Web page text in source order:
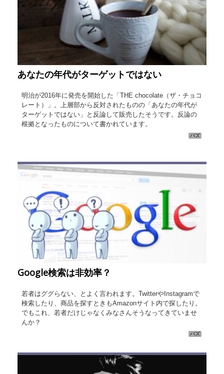
あなたの年代がターゲットではない
明治が2016年に発売を開始した「THE chocolate（ザ・チョコ
レート）」。上層部から反対されたものの「あなたの年代が
ターゲットではない」と反論して販売したそうです。反論の
根拠となったものについて書かれています。
バズ
Google検索は非効率？
若者はググらない、とよく言われます。TwitterやInstagramで
検索したり、商品を探すときもAmazonサイト内で探したり。
でもこれ、若者だけじゃなくみなさんそうなってきていませ
んか？
バズ